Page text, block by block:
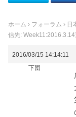
ホーム › フォーラム › 日
信先:
2016/03/15 14:14:11
下団